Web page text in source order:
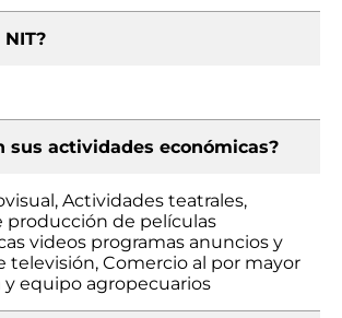
sus actividades económicas?
Actividades teatrales,
producción de películas
videos programas anuncios y
televisión, Comercio al por mayor
equipo agropecuarios